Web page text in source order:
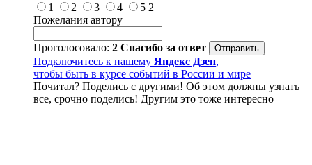
1
2 3 4 5 2
Пожелания автору
Проголосовало: 2 Спасибо за ответ
Подключитесь к нашему Яндекс Дзен,
чтобы быть в курсе событий в России и мире
Почитал? Поделись с другими! Об этом должны узнать
все, срочно поделись! Другим это тоже интересно